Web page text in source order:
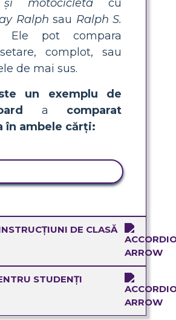
motocicleta cu
Ralph sau Ralph S.
Ele pot compara
complot, sau
de mai sus.
un exemplu de
a comparat
în ambele cărți:
DE CLASĂ
STUDENȚI